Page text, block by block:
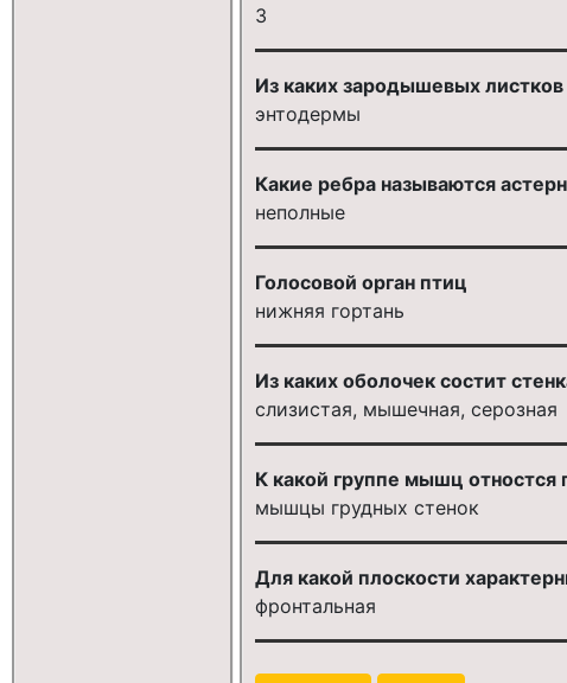
3
Из каких зародышевых
энтодермы
Какие ребра называются
неполные
Голосовой орган птиц
нижняя гортань
Из каких оболочек состит
слизистая, мышечная, серозная
К какой группе мышц
мышцы грудныx стенок
Для какой плоскости
фронтальная